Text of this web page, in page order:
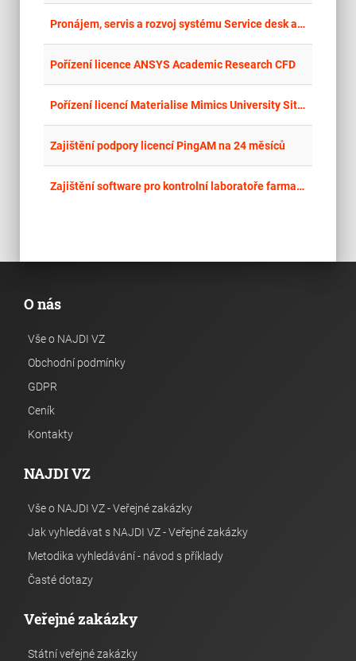
Pronájem, servis a rozvoj systému Service desk a CMDB
Pořízení licence ANSYS Academic Research CFD
Pořízení licencí Materialise Mimics University Site License
Zajištění podpory licencí PingAM na 24 měsíců
Zajištění software pro kontrolní laboratoře farmaceutické výroby
O nás
Vše o NAJDI VZ
Obchodní podmínky
GDPR
Ceník
Kontakty
NAJDI VZ
Vše o NAJDI VZ - Veřejné zakázky
Jak vyhledávat s NAJDI VZ - Veřejné zakázky
Metodika vyhledávání - návod s příklady
Časté dotazy
Veřejné zakázky
Státní veřejné zakázky